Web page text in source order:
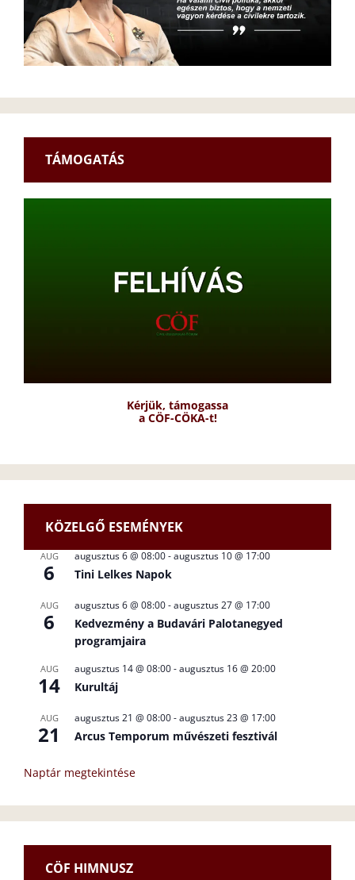
TÁMOGATÁS
Kérjük, támogassa
a CÖF-CÖKA-t!
KÖZELGŐ ESEMÉNYEK
AUG
6
augusztus 6 @ 08:00-augusztus 10 @ 17:00
Tini Lelkes Napok
AUG
6
augusztus 6 @ 08:00-augusztus 27 @ 17:00
Kedvezmény a Budavári Palotanegyed
programjaira
AUG
14
augusztus 14 @ 08:00-augusztus 16 @ 20:00
Kurultáj
AUG
21
augusztus 21 @ 08:00-augusztus 23 @ 17:00
Arcus Temporum művészeti fesztivál
Naptár megtekintése
CÖF HIMNUSZ